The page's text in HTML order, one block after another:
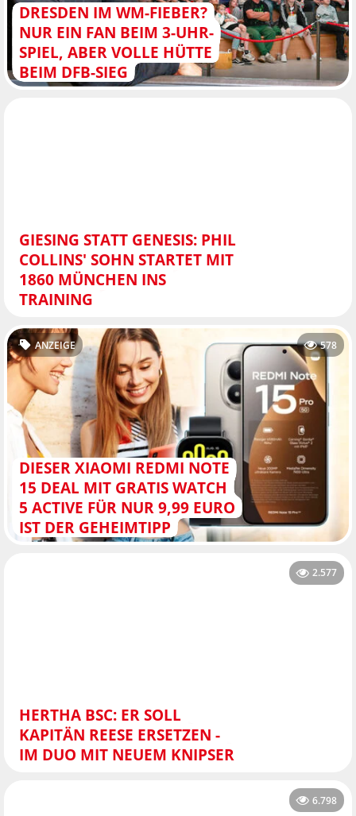
DRESDEN IM WM-FIEBER?
NUR EIN FAN BEIM 3-UHR-
SPIEL, ABER VOLLE HÜTTE
BEIM DFB-SIEG
GIESING STATT GENESIS: PHIL
COLLINS' SOHN STARTET MIT
1860 MÜNCHEN INS
TRAINING
DIESER XIAOMI REDMI NOTE
15 DEAL MIT GRATIS WATCH
5 ACTIVE FÜR NUR 9,99 EURO
IST DER GEHEIMTIPP
ANZEIGE 578
HERTHA BSC: ER SOLL
KAPITÄN REESE ERSETZEN -
IM DUO MIT NEUEM KNIPSER
2.577
6.798